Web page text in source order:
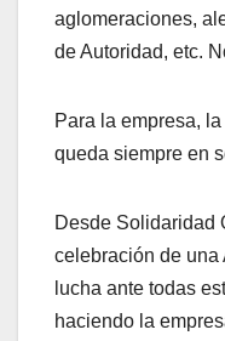
aglomeraciones,
de Autoridad, etc.
Para la empresa,
queda siempre en
Desde Solidaridad
celebración de una
lucha ante todas
haciendo la